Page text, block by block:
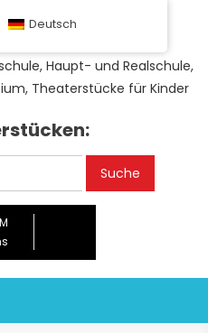
Theater
Haupt- und Realschule,
Theaterstücke für Kinder
Suche
Deutsch